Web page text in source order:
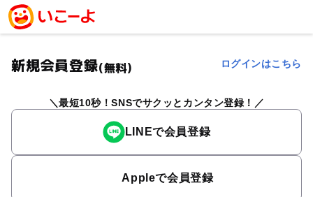
新規会員登録(無料) ログインはこちら
最短10秒！SNSでサクッとカンタン登録！
LINEで会員登録
Appleで会員登録